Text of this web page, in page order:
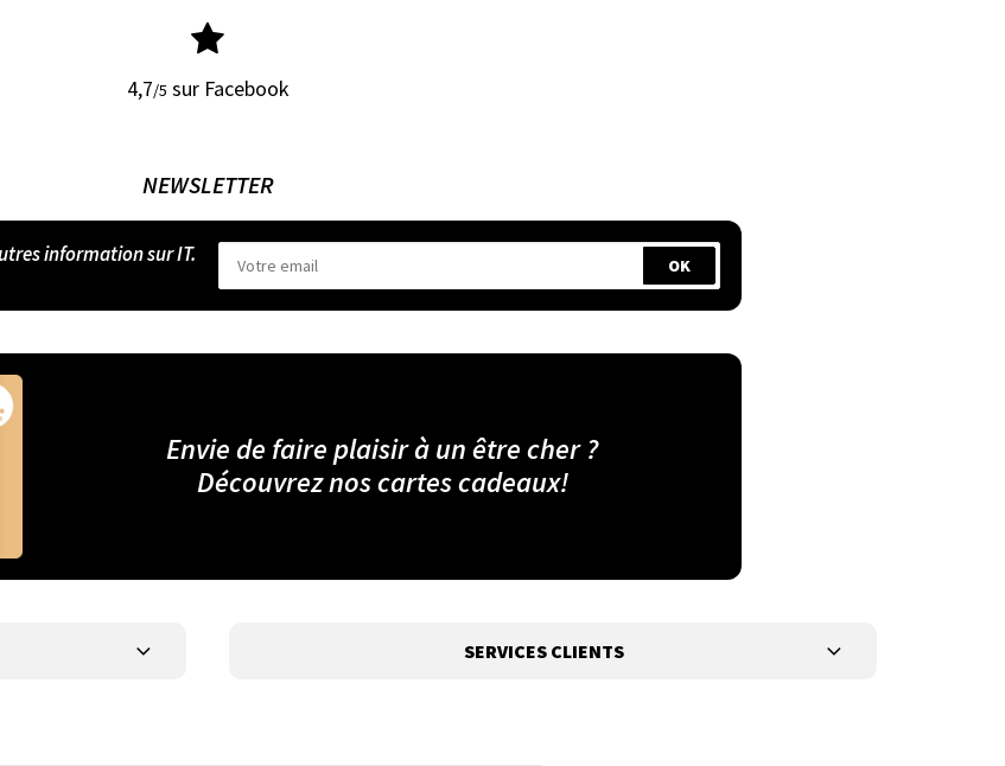
4,7/5 sur Facebook
NEWSLETTER
information sur IT.
Envie de faire plaisir à un être cher ?
Découvrez nos cartes cadeaux!
SERVICES CLIENTS